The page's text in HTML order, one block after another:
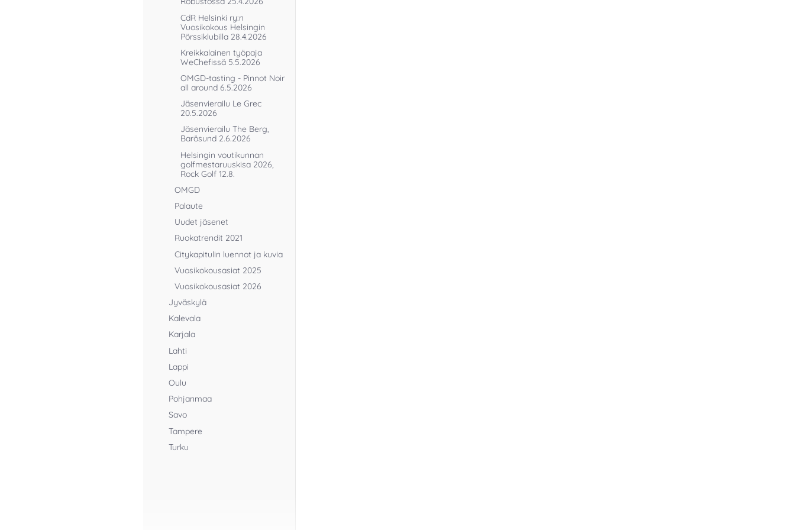
CdR Helsinki ry:n
Vuosikokous Helsingin
Pörssiklubilla 28.4.2026
Kreikkalainen työpaja
WeChefissä 5.5.2026
OMGD-tasting - Pinnot Noir
all around 6.5.2026
Jäsenvierailu Le Grec
20.5.2026
Jäsenvierailu The Berg,
Barösund 2.6.2026
Helsingin voutikunnan
golfmestaruuskisa 2026,
Rock Golf 12.8.
OMGD
Palaute
Uudet jäsenet
Ruokatrendit 2021
Citykapitulin luennot ja kuvia
Vuosikokousasiat 2025
Vuosikokousasiat 2026
Jyväskylä
Kalevala
Karjala
Lahti
Lappi
Oulu
Pohjanmaa
Savo
Tampere
Turku